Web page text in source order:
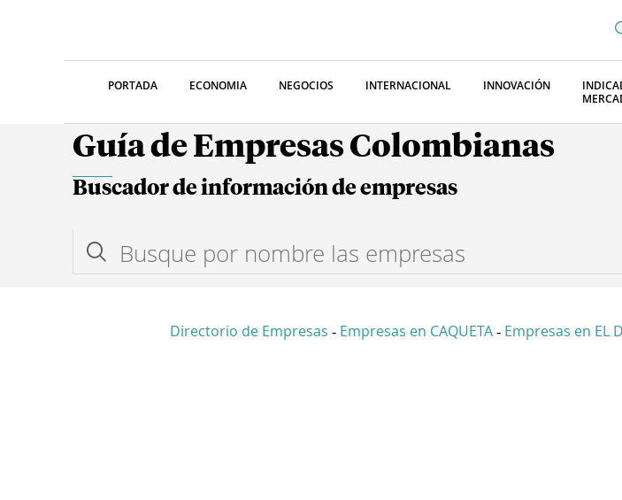
PORTADA ECONOMIA NEGOCIOS INTERNACIONAL INNOVACIÓN
Guía de Empresas Colombianas
Buscador de información de empresas
Directorio de Empresas - Empresas en CAQUETA - Empresas en EL